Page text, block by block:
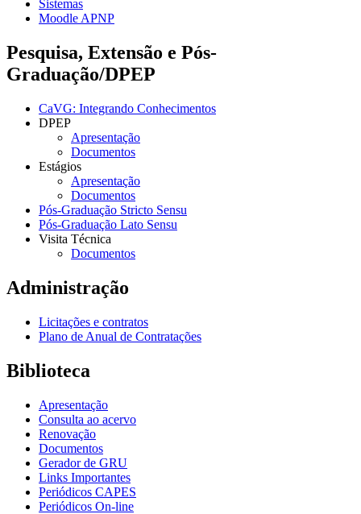
Sistemas
Moodle APNP
Pesquisa, Extensão e Pós-
Graduação/DPEP
CaVG: Integrando Conhecimentos
DPEP
Apresentação
Documentos
Estágios
Apresentação
Documentos
Pós-Graduação Stricto Sensu
Pós-Graduação Lato Sensu
Visita Técnica
Documentos
Administração
Licitações e contratos
Plano de Anual de Contratações
Biblioteca
Apresentação
Consulta ao acervo
Renovação
Documentos
Gerador de GRU
Links Importantes
Periódicos CAPES
Periódicos On-line